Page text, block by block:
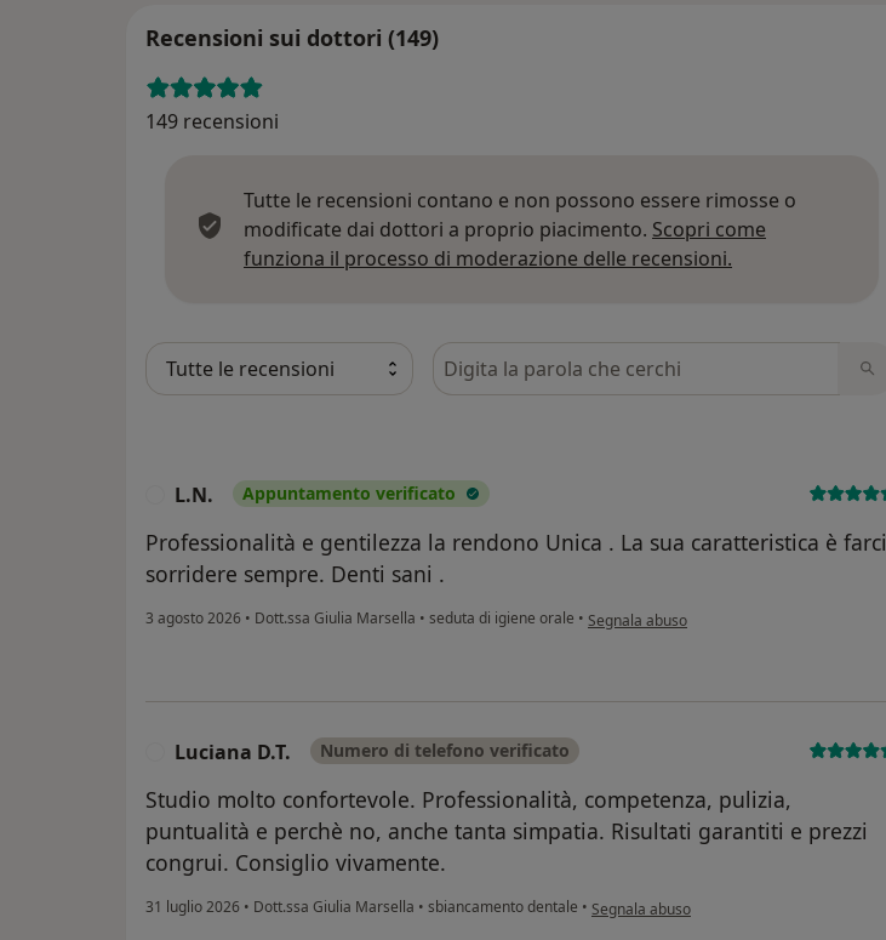
Recensioni sui dottori (149)
149 recensioni
Tutte le recensioni contano e non possono essere rimosse o
modificate dai dottori a proprio piacimento. Scopri come
funziona il processo di moderazione delle recensioni.
Cerca nelle recensioni
L.N. Appuntamento verificato
Professionalità e gentilezza la rendono Unica . La sua caratteristica è farci
sorridere sempre. Denti sani .
3 agosto 2026 • Dott.ssa Giulia Marsella • seduta di igiene orale • secondo l'opinione dell'utente L.N.
Segnala abuso
Luciana D.T. Numero di telefono verificato
Studio molto confortevole. Professionalità, competenza, pulizia,
puntualità e perchè no, anche tanta simpatia. Risultati garantiti e prezzi
congrui. Consiglio vivamente.
31 luglio 2026 • Dott.ssa Giulia Marsella • sbiancamento dentale • secondo l'opinione dell'utente Luciana D.T.
Segnala abuso